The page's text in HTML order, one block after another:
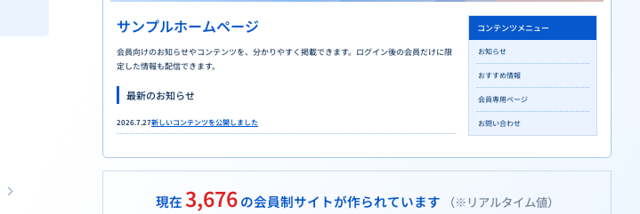
サンプルホームページ
会員向けのお知らせやコンテンツを、分かりやすく掲載できます。ログイン後の会員だけに限
定した情報も配信できます。
最新のお知らせ
2026.7.27新しいコンテンツを公開しました
コンテンツメニュー
お知らせ
おすすめ情報
会員専用ページ
お問い合わせ
現在3,676の会員制サイトが作られています （※リアルタイム値）